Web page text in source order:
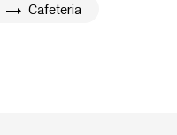
Cafeteria